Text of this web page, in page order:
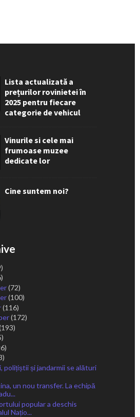
Lista actualizată a
prețurilor rovinietei în
2025 pentru fiecare
categorie de vehicul
Vinurile si cele mai
frumoase muzee
dedicate lor
Cine suntem noi?
(72)
(100)
(116)
(172)
polițiștii și jandarmii se alături
un nou transfer. La echipă
popular a deschis
Națio...